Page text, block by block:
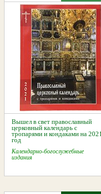
Вышел в свет православный
церковный календарь с
тропарями и кондаками на
год
Календарно-богослужебные
издания